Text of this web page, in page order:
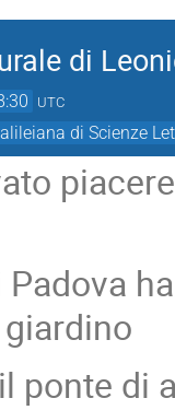
di
UTC
di Scienze
Padova
ponte di